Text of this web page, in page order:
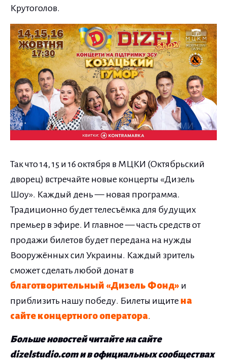
Крутоголов.
Так что 14, 15 и 16 октября в МЦКИ (Октябрьский
дворец) встречайте новые концерты «Дизель
Шоу». Каждый день — новая программа.
Традиционно будет телесъёмка для будущих
премьер в эфире. И главное — часть средств от
продажи билетов будет передана на нужды
Вооружённых сил Украины. Каждый зритель
сможет сделать любой донат в
благотворительный «Дизель Фонд» и
приблизить нашу победу. Билеты ищите на
сайте концертного оператора.
Больше новостей читайте на сайте
dizelstudio.com и в официальных сообществах